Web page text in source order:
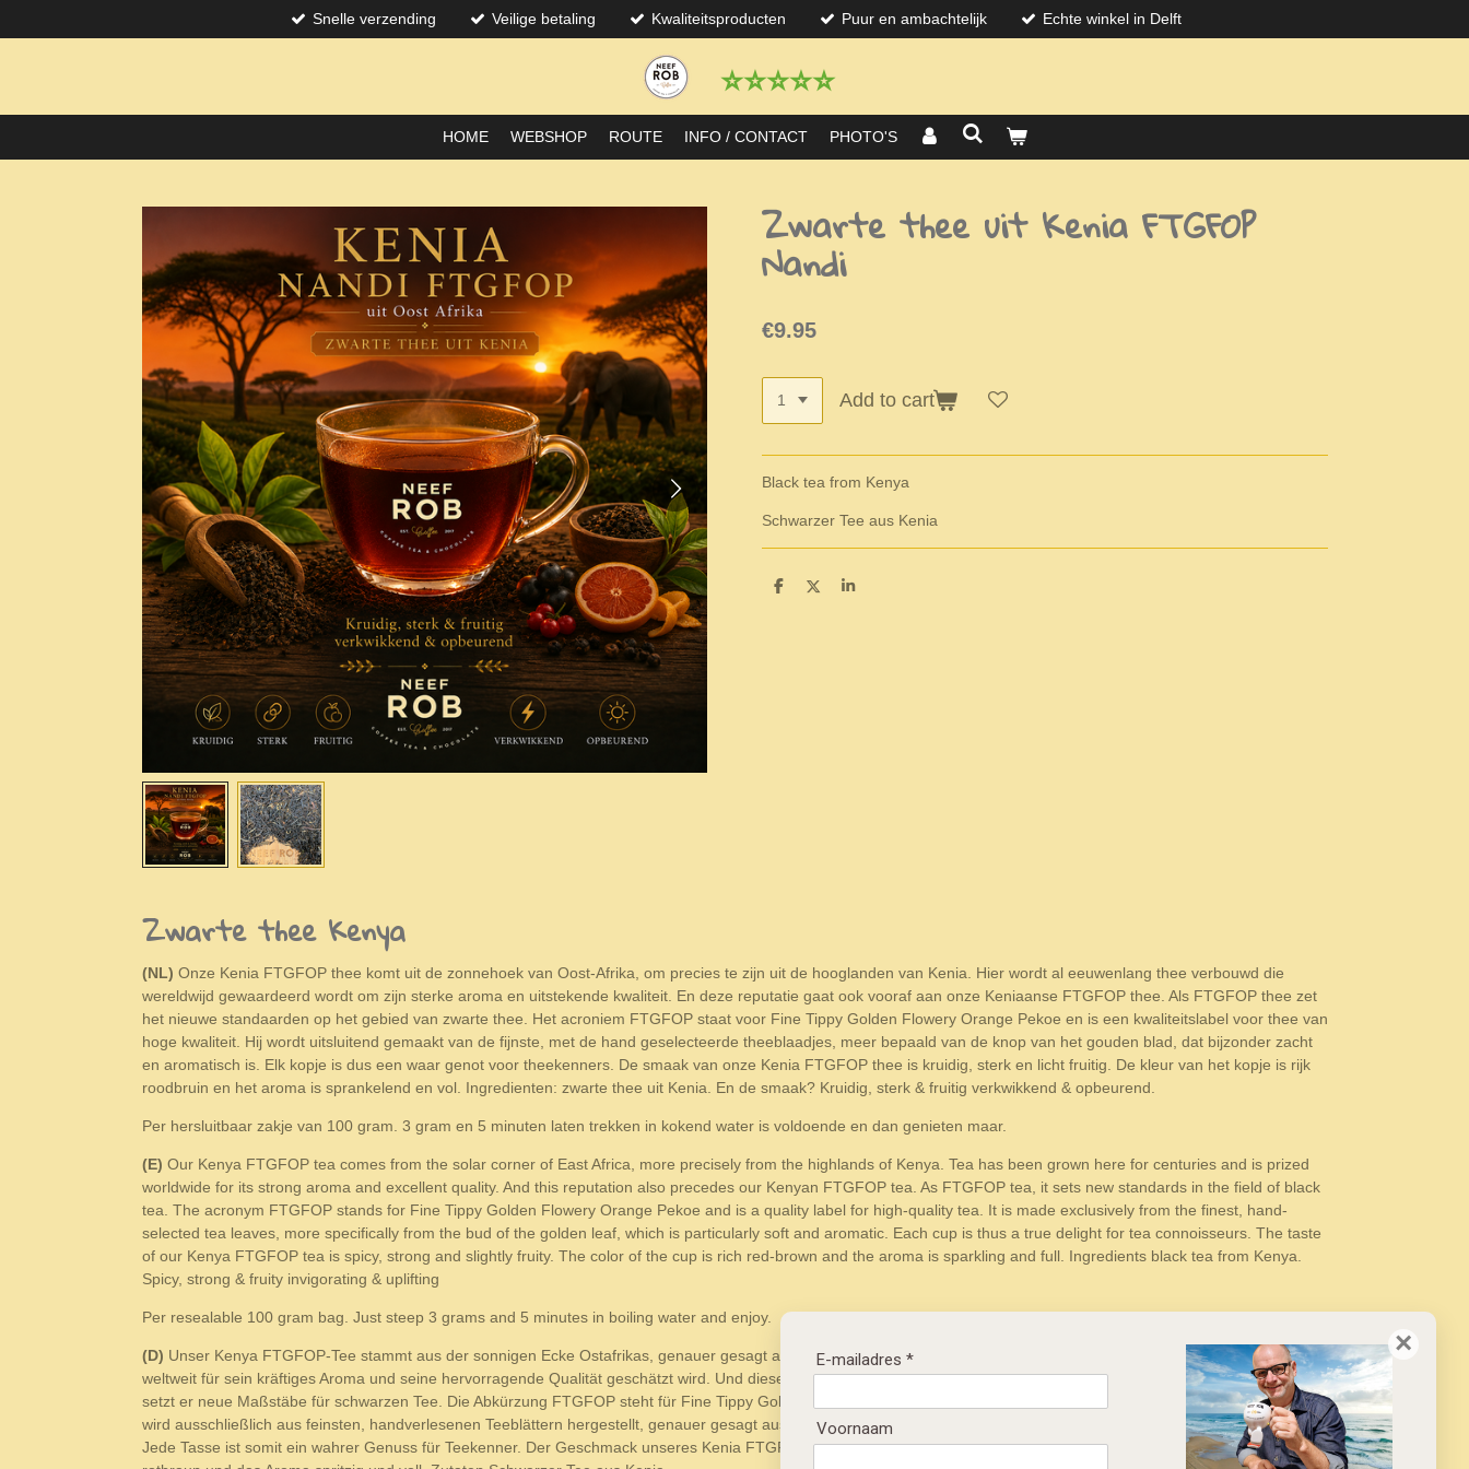
to
Snelle verzending Veilige betaling Kwaliteitsproducten Puur en ambachtelijk Echte winkel in Delft
⭐️⭐️⭐️⭐️⭐️
HOME WEBSHOP ROUTE INFO / CONTACT PHOTO'S
Zwarte thee uit Kenia FTGFOP
Nandi
€9.95
Add to cart
Black tea from Kenya
Schwarzer Tee aus Kenia
S
S
S
Zwarte thee Kenya
(NL) Onze Kenia FTGFOP thee komt uit de zonnehoek van Oost-Afrika, om precies te zijn uit de hooglanden van Kenia. Hier wordt al eeuwenlang thee verbouwd die
wereldwijd gewaardeerd wordt om zijn sterke aroma en uitstekende kwaliteit. En deze reputatie gaat ook vooraf aan onze Keniaanse FTGFOP thee. Als FTGFOP thee zet
het nieuwe standaarden op het gebied van zwarte thee. Het acroniem FTGFOP staat voor Fine Tippy Golden Flowery Orange Pekoe en is een kwaliteitslabel voor thee van
hoge kwaliteit. Hij wordt uitsluitend gemaakt van de fijnste, met de hand geselecteerde theeblaadjes, meer bepaald van de knop van het gouden blad, dat bijzonder zacht
en aromatisch is. Elk kopje is dus een waar genot voor theekenners. De smaak van onze Kenia FTGFOP thee is kruidig, sterk en licht fruitig. De kleur van het kopje is rijk
roodbruin en het aroma is sprankelend en vol. Ingredienten: zwarte thee uit Kenia. En de smaak? Kruidig, sterk & fruitig verkwikkend & opbeurend.
Per hersluitbaar zakje van 100 gram. 3 gram en 5 minuten laten trekken in kokend water is voldoende en dan genieten maar.
(E) Our Kenya FTGFOP tea comes from the solar corner of East Africa, more precisely from the highlands of Kenya. Tea has been grown here for centuries and is prized
worldwide for its strong aroma and excellent quality. And this reputation also precedes our Kenyan FTGFOP tea. As FTGFOP tea, it sets new standards in the field of black
tea. The acronym FTGFOP stands for Fine Tippy Golden Flowery Orange Pekoe and is a quality label for high-quality tea. It is made exclusively from the finest, hand-
selected tea leaves, more specifically from the bud of the golden leaf, which is particularly soft and aromatic. Each cup is thus a true delight for tea connoisseurs. The taste
of our Kenya FTGFOP tea is spicy, strong and slightly fruity. The color of the cup is rich red-brown and the aroma is sparkling and full. Ingredients black tea from Kenya.
Spicy, strong & fruity invigorating & uplifting
Per resealable 100 gram bag. Just steep 3 grams and 5 minutes in boiling water and enjoy.
(D) Unser Kenya FTGFOP-Tee stammt aus der sonnigen Ecke Ostafrikas, genauer gesagt aus dem Hochland von Kenia. Hier wird seit Jahrhunderten Tee angebaut, der
weltweit für sein kräftiges Aroma und seine hervorragende Qualität geschätzt wird. Und dieser Ruf eilt auch unserem kenianischen FTGFOP-Tee voraus. Als FTGFOP-Tee
setzt er neue Maßstäbe für schwarzen Tee. Die Abkürzung FTGFOP steht für Fine Tippy Golden Flowery Orange Pekoe und ist ein Qualitätslabel für hochwertigen Tee. Er
wird ausschließlich aus feinsten, handverlesenen Teeblättern hergestellt, genauer gesagt aus der Knospe des goldenen Blattes, die besonders weich und aromatisch ist.
Jede Tasse ist somit ein wahrer Genuss für Teekenner. Der Geschmack unseres Kenia FTGFOP Tees ist würzig, kräftig und leicht fruchtig. Die Farbe der Tasse ist satt
×
E-mailadres *
Voornaam